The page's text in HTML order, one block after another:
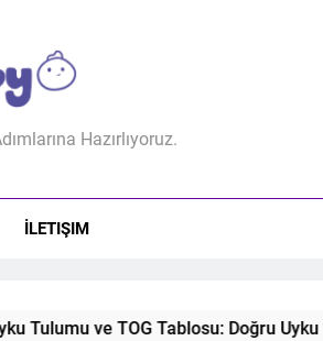
Hazırlıyoruz.
İLETIŞIM
Tulumu ve TOG Tablosu: Doğru Uyku